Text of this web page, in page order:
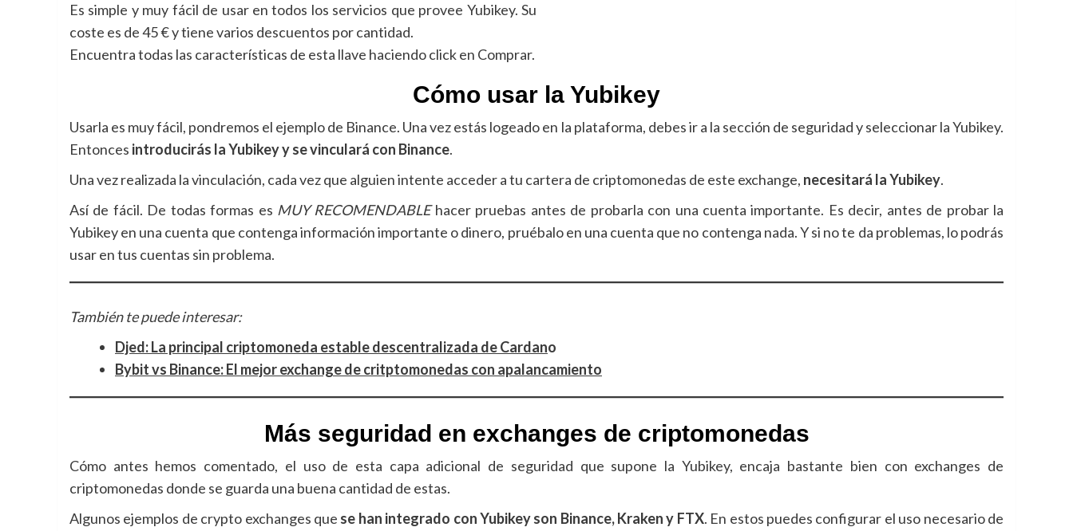
Es simple y muy fácil de usar en todos los servicios que provee Yubikey. Su
coste es de 45 € y tiene varios descuentos por cantidad.
Encuentra todas las características de esta llave haciendo click en Comprar.
Cómo usar la Yubikey
Usarla es muy fácil, pondremos el ejemplo de Binance. Una vez estás logeado en la plataforma, debes ir a la sección de seguridad y seleccionar la Yubikey.
Entonces introducirás la Yubikey y se vinculará con Binance.
Una vez realizada la vinculación, cada vez que alguien intente acceder a tu cartera de criptomonedas de este exchange, necesitará la Yubikey.
Así de fácil. De todas formas es MUY RECOMENDABLEhacer pruebas antes de probarla con una cuenta importante. Es decir, antes de probar la
Yubikey en una cuenta que contenga información importante o dinero, pruébalo en una cuenta que no contenga nada. Y si no te da problemas, lo podrás
usar en tus cuentas sin problema.
También te puede interesar:
Djed: La principal criptomoneda estable descentralizada de Cardano
Bybit vs Binance: El mejor exchange de critptomonedas con apalancamiento
Más seguridad en exchanges de criptomonedas
Cómo antes hemos comentado, el uso de esta capa adicional de seguridad que supone la Yubikey, encaja bastante bien con exchanges de
criptomonedas donde se guarda una buena cantidad de estas.
Algunos ejemplos de crypto exchanges que se han integrado con Yubikey son Binance, Kraken y FTX. En estos puedes configurar el uso necesario de